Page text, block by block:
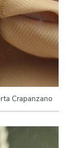
Crapanzano